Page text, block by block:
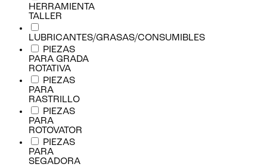
HERRAMIENTA
TALLER
LUBRICANTES/GRASAS/CONSUMIBLES
PIEZAS
PARA GRADA
ROTATIVA
PIEZAS
PARA
RASTRILLO
PIEZAS
PARA
ROTOVATOR
PIEZAS
PARA
SEGADORA